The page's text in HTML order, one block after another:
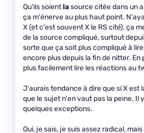
Qu'ils soientlasource citée dans un
ça m'énerve au plus haut point.
X (et c'est souvent X le RS cité), ça
de la source compliqué, surtout
sorte que ça soit plus compliqué à
encore plus depuis la fin de nitter. En
plus facilement lire les réactions au
J'aurais tendance à dire que si X est
que le sujet n'en vaut pas la peine. Il
quelques exceptions.
Oui, je sais, je suis assez radical,